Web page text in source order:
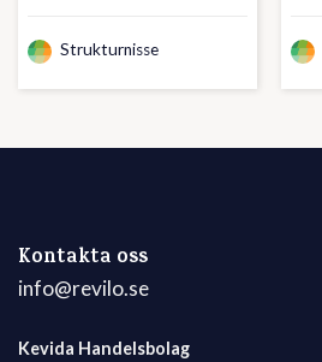
Strukturnisse
Kontakta oss
info@revilo.se
Kevida Handelsbolag